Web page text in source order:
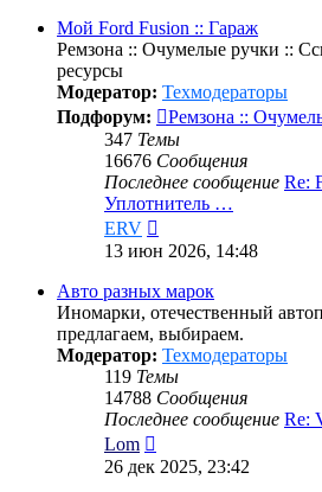
сообщению
Мой Ford Fusion :: Гараж
Ремзона :: Очумелые ручки ::
ресурсы
Модератор: Техмодераторы
Подфорум:
Ремзона ::
347 Темы
16676 Сообщения
Последнее сообщение Re:
Уплотнитель …
ERV
к
сообщению
13 июн 2026, 14:48
Авто разных марок
Иномарки, отечественный
предлагаем, выбираем.
Модератор: Техмодераторы
119 Темы
14788 Сообщения
Последнее сообщение Re:
Lom
к
26 дек 2025, 23:42